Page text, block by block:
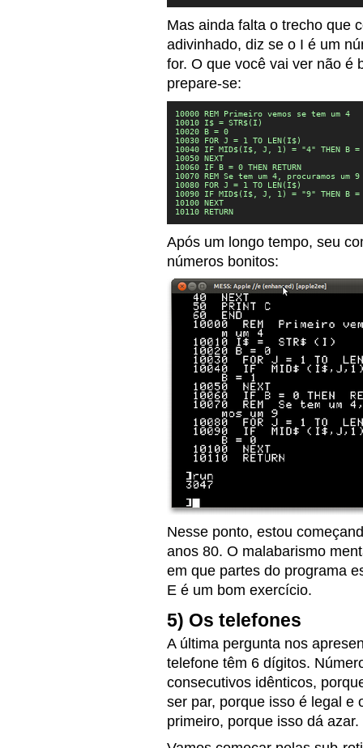
Mas ainda falta o trecho que
adivinhado, diz se o I é um
for. O que você vai ver não é
prepare-se:
10000 REM Primeiro vemos se tem um 4
10010 I$ = STR$(I)
10020 B = 0
10030 FOR J = 1 TO LEN(I$)
10040 IF MID$(I$, J, 1) = "4" THEN B =
10050 NEXT
10060 IF B = 0 THEN RETURN
10070 REM Se tem um 4, procuramos um 9
10080 FOR J = 1 TO LEN(I$)
10090 IF MID$(I$, J, 1) = "9" THEN B =
10100 NEXT
10110 RETURN
Após um longo tempo, seu
números bonitos:
Nesse ponto, estou
anos 80. O malabarismo
em que partes do programa
E é um bom exercício.
5) Os telefones
A última pergunta nos
telefone têm 6 dígitos.
consecutivos idênticos,
ser par, porque isso é legal e
primeiro, porque isso dá azar.